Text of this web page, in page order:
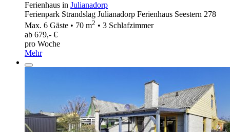
Ferienhaus in Julianadorp
Ferienpark Strandslag Julianadorp Ferienhaus Seestern 278
Max. 6 Gäste • 70 m2 • 3 Schlafzimmer
ab 679,- €
pro Woche
Mehr